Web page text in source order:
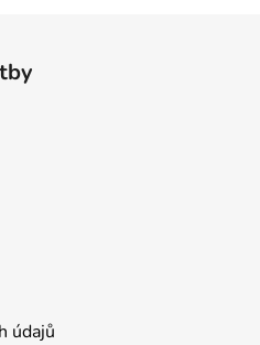
í
p
u
údajů